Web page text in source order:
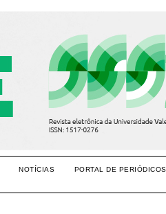
NOTÍCIAS
PORTAL DE PERIÓDICOS